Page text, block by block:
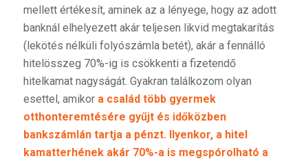
mellett értékesít, aminek az a lényege, hogy az adott
banknál elhelyezett akár teljesen likvid megtakarítás
(lekötés nélküli folyószámla betét), akár a fennálló
hitelösszeg 70%-ig is csökkenti a fizetendő
hitelkamat nagyságát. Gyakran találkozom olyan
esettel, amikor a család több gyermek
otthonteremtésére gyűjt és időközben
bankszámlán tartja a pénzt. Ilyenkor, a hitel
kamatterhének akár 70%-a is megspórolható a